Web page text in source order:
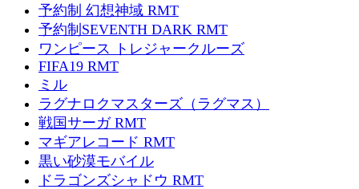
予約制 幻想神域 RMT
予約制SEVENTH DARK RMT
ワンピース トレジャークルーズ
FIFA19 RMT
ミル
ラグナロクマスターズ（ラグマス）
戦国サーガ RMT
マギアレコード RMT
黒い砂漠モバイル
ドラゴンズシャドウ RMT